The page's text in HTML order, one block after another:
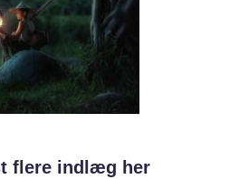
flere indlæg her